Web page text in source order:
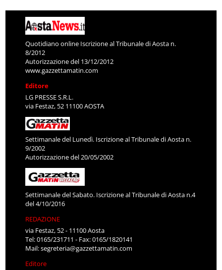
Quotidiano online Iscrizione al Tribunale di Aosta n.
8/2012
Autorizzazione del 13/12/2012
www.gazzettamatin.com
Editore
LG PRESSE S.R.L.
via Festaz, 52 11100 AOSTA
Settimanale del Lunedì. Iscrizione al Tribunale di Aosta n.
9/2002
Autorizzazione del 20/05/2002
Settimanale del Sabato. Iscrizione al Tribunale di Aosta n.4
del 4/10/2016
REDAZIONE
via Festaz, 52 - 11100 Aosta
Tel: 0165/231711 - Fax: 0165/1820141
Mail:segreteria@gazzettamatin.com
Editore